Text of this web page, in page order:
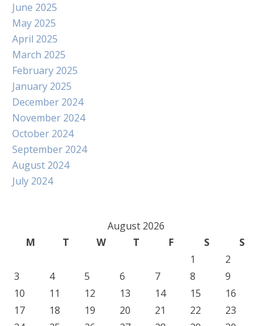
June 2025
May 2025
April 2025
March 2025
February 2025
January 2025
December 2024
November 2024
October 2024
September 2024
August 2024
July 2024
August 2026
M
T W T F S
S
1
2
3
4 5 6 7 8
9
10
11 12 13 14 15
16
17
18 19 20 21 22
23